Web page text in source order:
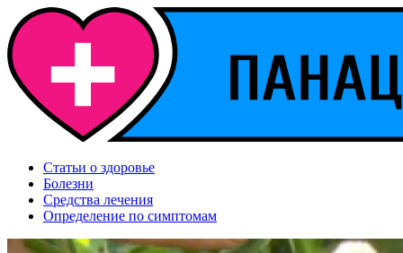
Статьи о здоровье
Болезни
Средства лечения
Определение по симптомам